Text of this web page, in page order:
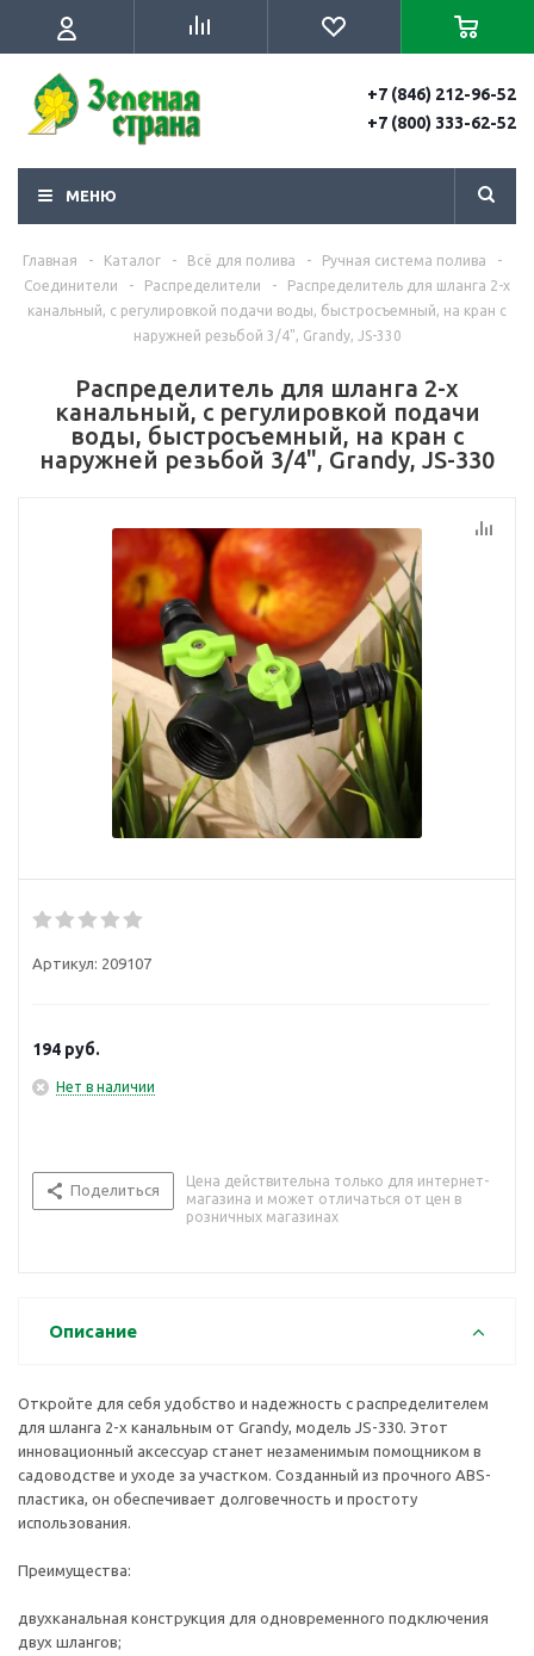
+7 (846) 212-96-52
+7 (800) 333-62-52
МЕНЮ
Главная - Каталог - Всё для полива - Ручная система полива
-
Соединители
- Распределители -
Распределитель для шланга 2-х
канальный, с регулировкой подачи воды, быстросъемный, на кран с
наружней резьбой 3/4", Grandy, JS-330
Распределитель для шланга 2-х
канальный, с регулировкой подачи
воды, быстросъемный, на кран с
наружней резьбой 3/4", Grandy, JS-330
Артикул: 209107
194 руб.
Нет в наличии
Поделиться
Цена действительна только для интернет-
магазина и может отличаться от цен в
розничных магазинах
Описание
Откройте для себя удобство и надежность с распределителем
для шланга 2-х канальным от Grandy, модель JS-330. Этот
инновационный аксессуар станет незаменимым помощником в
садоводстве и уходе за участком. Созданный из прочного ABS-
пластика, он обеспечивает долговечность и простоту
использования.
Преимущества:
двухканальная конструкция для одновременного подключения
двух шлангов;